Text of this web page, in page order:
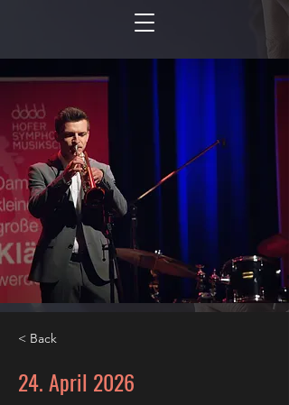
< Back
24. April 2026